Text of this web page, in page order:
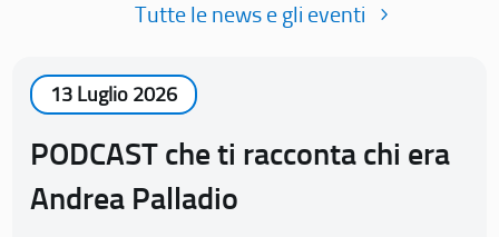
Tutte le news e gli eventi
13 Luglio 2026
PODCAST che ti racconta chi era
Andrea Palladio